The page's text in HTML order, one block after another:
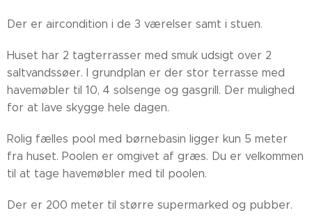
Der er aircondition i de 3 værelser samt i stuen.
Huset har 2 tagterrasser med smuk udsigt over 2
saltvandssøer. I grundplan er der stor terrasse med
havemøbler til 10, 4 solsenge og gasgrill. Der mulighed
for at lave skygge hele dagen.
Rolig fælles pool med børnebasin ligger kun 5 meter
fra huset. Poolen er omgivet af græs. Du er velkommen
til at tage havemøbler med til poolen.
Der er 200 meter til større supermarked og pubber.